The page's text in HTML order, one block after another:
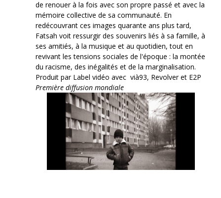
de renouer à la fois avec son propre passé et avec la
mémoire collective de sa communauté. En
redécouvrant ces images quarante ans plus tard,
Fatsah voit ressurgir des souvenirs liés à sa famille, à
ses amitiés, à la musique et au quotidien, tout en
revivant les tensions sociales de l'époque : la montée
du racisme, des inégalités et de la marginalisation.
Produit par Label vidéo avec vià93, Revolver et E2P
Première diffusion mondiale